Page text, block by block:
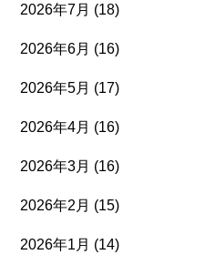
2026年7月 (18)
2026年6月 (16)
2026年5月 (17)
2026年4月 (16)
2026年3月 (16)
2026年2月 (15)
2026年1月 (14)